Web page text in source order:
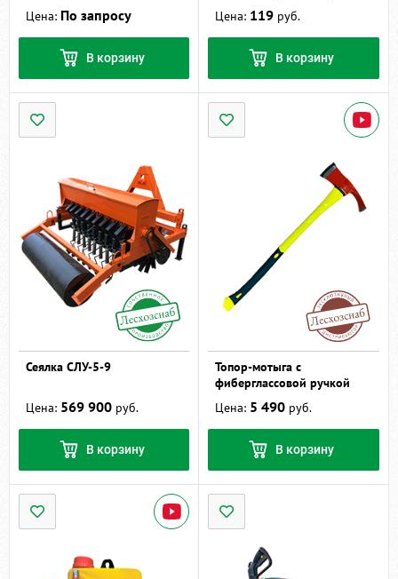
Цена: По запросу
В корзину
Цена: 119 руб.
В корзину
Сеялка СЛУ-5-9
Цена: 569 900 руб.
В корзину
Топор-мотыга с
фиберглассовой ручкой
Цена: 5 490 руб.
В корзину